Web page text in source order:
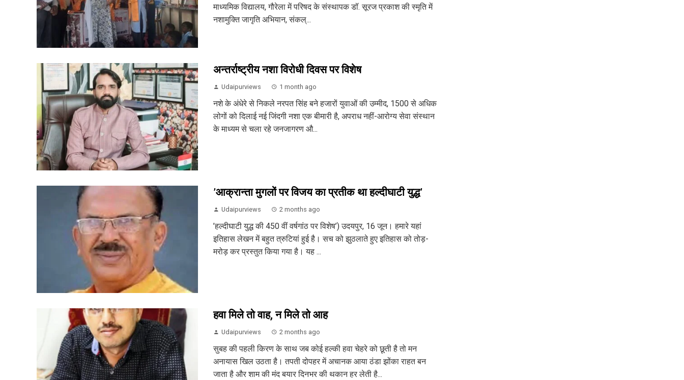
माध्यमिक विद्यालय, गौरेला में परिषद के संस्थापक डॉ. सूरज प्रकाश की स्मृति में
नशामुक्ति जागृति अभियान, संकल्...
अन्तर्राष्ट्रीय नशा विरोधी दिवस पर विशेष
Udaipurviews 1 month ago
नशे के अंधेरे से निकले नरपत सिंह बने हजारों युवाओं की उम्मीद, 1500 से अधिक
लोगों को दिलाई नई जिंदगी नशा एक बीमारी है, अपराध नहीं-आरोग्य सेवा संस्थान
के माध्यम से चला रहे जनजागरण औ...
’आक्रान्ता मुगलों पर विजय का प्रतीक था हल्दीघाटी युद्ध’
Udaipurviews 2 months ago
’हल्दीघाटी युद्ध की 450 वीं वर्षगांठ पर विशेष’) उदयपुर, 16 जून। हमारे यहां
इतिहास लेखन में बहुत त्रुटियां हुई है। सच को झुठलाते हुए इतिहास को तोड़-
मरोड़ कर प्रस्तुत किया गया है। यह ...
हवा मिले तो वाह, न मिले तो आह
Udaipurviews 2 months ago
सुबह की पहली किरण के साथ जब कोई हल्की हवा चेहरे को छूती है तो मन
अनायास खिल उठता है। तपती दोपहर में अचानक आया ठंडा झोंका राहत बन
जाता है और शाम की मंद बयार दिनभर की थकान हर लेती है...